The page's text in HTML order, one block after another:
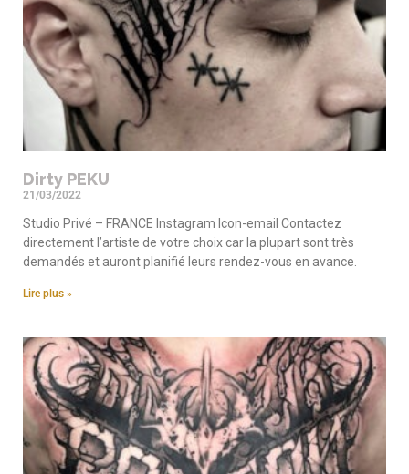
Dirty PEKU
21/03/2022
Studio Privé – FRANCE Instagram Icon-email Contactez
directement l’artiste de votre choix car la plupart sont très
demandés et auront planifié leurs rendez-vous en avance.
Lire plus »